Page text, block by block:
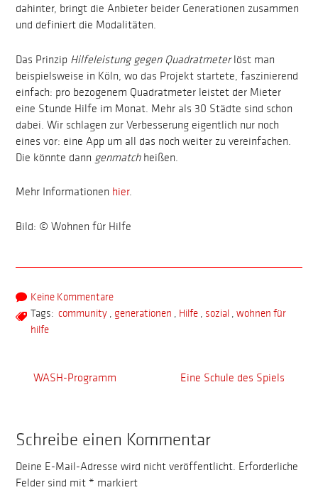
dahinter, bringt die Anbieter beider Generationen zusammen
und definiert die Modalitäten.
Das Prinzip Hilfeleistung gegen Quadratmeter löst man
beispielsweise in Köln, wo das Projekt startete, faszinierend
einfach: pro bezogenem Quadratmeter leistet der Mieter
eine Stunde Hilfe im Monat. Mehr als 30 Städte sind schon
dabei. Wir schlagen zur Verbesserung eigentlich nur noch
eines vor: eine App um all das noch weiter zu vereinfachen.
Die könnte dann genmatch heißen.
Mehr Informationen hier.
Bild: © Wohnen für Hilfe
Keine Kommentare
Tags: community generationen Hilfe sozial
wohnen für
hilfe
WASH-Programm Eine Schule des Spiels
Schreibe einen Kommentar
Deine E-Mail-Adresse wird nicht veröffentlicht. Erforderliche
Felder sind mit* markiert